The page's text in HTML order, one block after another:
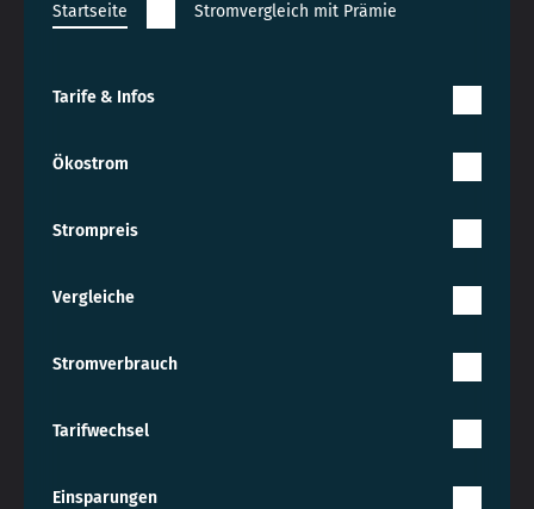
Startseite Stromvergleich mit Prämie
Tarife & Infos
Ökostrom
Strompreis
Vergleiche
Stromverbrauch
Tarifwechsel
Einsparungen